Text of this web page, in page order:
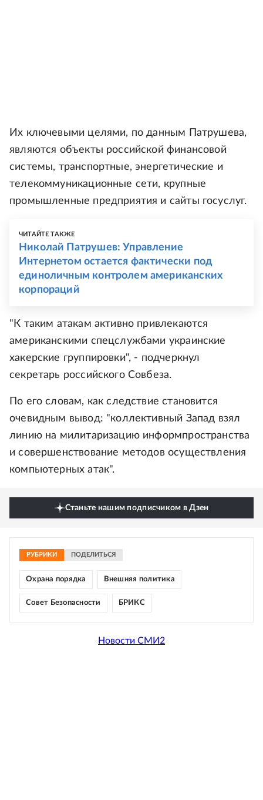
Их ключевыми целями, по данным Патрушева,
являются объекты российской финансовой
системы, транспортные, энергетические и
телекоммуникационные сети, крупные
промышленные предприятия и сайты госуслуг.
ЧИТАЙТЕ ТАКЖЕ
Николай Патрушев: Управление
Интернетом остается фактически под
единоличным контролем американских
корпораций
"К таким атакам активно привлекаются
американскими спецслужбами украинские
хакерские группировки", - подчеркнул
секретарь российского Совбеза.
По его словам, как следствие становится
очевидным вывод: "коллективный Запад взял
линию на милитаризацию информпространства
и совершенствование методов осуществления
компьютерных атак".
Станьте нашим подписчиком в Дзен
РУБРИКИ ПОДЕЛИТЬСЯ
Охрана порядка Внешняя политика
Совет Безопасности БРИКС
Новости СМИ2